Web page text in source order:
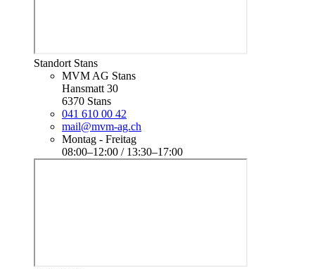
Standort Stans
MVM AG Stans
Hansmatt 30
6370 Stans
041 610 00 42
mail@mvm-ag.ch
Montag - Freitag
08:00–12:00 / 13:30–17:00